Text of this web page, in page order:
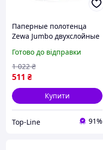
Паперные полотенца
Zewa Jumbo двухслойные
удобные для уборки и
сушки
Готово до відправки
511 ₴
1 022 ₴
Купити
Top-Line 91%